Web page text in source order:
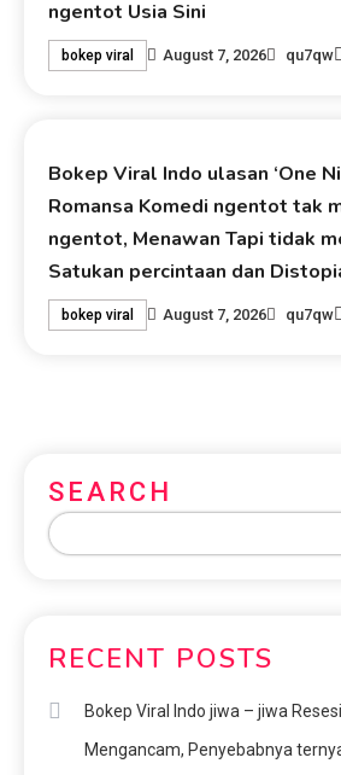
ngentot Usia Sini
bokep viral August 7, 2026 qu7qw
Bokep Viral Indo ulasan ‘One
Romansa Komedi ngentot tak
ngentot, Menawan Tapi tidak
Satukan percintaan dan
bokep viral August 7, 2026 qu7qw
SEARCH
RECENT POSTS
Bokep Viral Indo jiwa – jiwa
Mengancam, Penyebabnya